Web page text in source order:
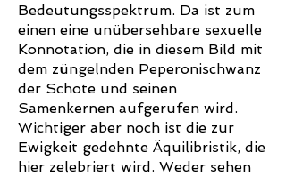
Bedeutungsspektrum. Da ist zum
einen eine unübersehbare sexuelle
Konnotation, die in diesem Bild mit
dem züngelnden Peperonischwanz
der Schote und seinen
Samenkernen aufgerufen wird.
Wichtiger aber noch ist die zur
Ewigkeit gedehnte Äquilibristik, die
hier zelebriert wird. Weder sehen